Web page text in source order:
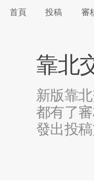
首頁 投稿 審
靠北
新版靠
都有了
發出投稿